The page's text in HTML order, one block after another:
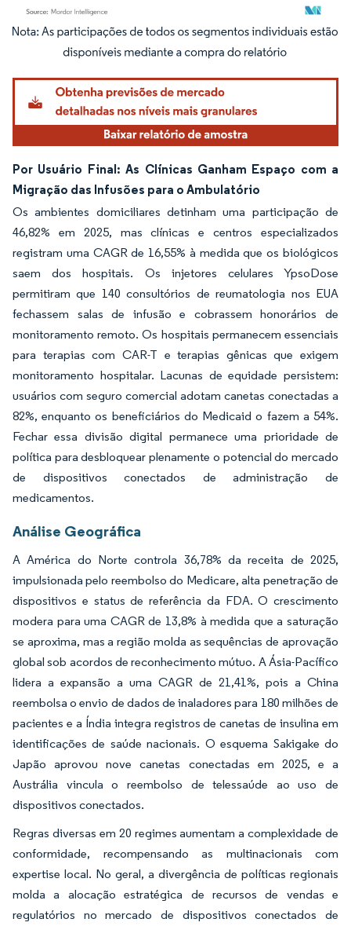
Imagem © Mordor Intelligence. O reuso requer atribuição conforme CC BY 4.0.
Por Usuário Final: As Clínicas Ganham Espaço com a
Migração das Infusões para o Ambulatório
Os ambientes domiciliares detinham uma participação de
46,82% em 2025, mas clínicas e centros especializados
registram uma CAGR de 16,55% à medida que os biológicos
saem dos hospitais. Os injetores celulares YpsoDose
permitiram que 140 consultórios de reumatologia nos EUA
fechassem salas de infusão e cobrassem honorários de
monitoramento remoto. Os hospitais permanecem essenciais
para terapias com CAR-T e terapias gênicas que exigem
monitoramento hospitalar. Lacunas de equidade persistem:
usuários com seguro comercial adotam canetas conectadas a
82%, enquanto os beneficiários do Medicaid o fazem a 54%.
Fechar essa divisão digital permanece uma prioridade de
política para desbloquear plenamente o potencial do mercado
de dispositivos conectados de administração de
medicamentos.
Análise Geográfica
A América do Norte controla 36,78% da receita de 2025,
impulsionada pelo reembolso do Medicare, alta penetração de
dispositivos e status de referência da FDA. O crescimento
modera para uma CAGR de 13,8% à medida que a saturação
se aproxima, mas a região molda as sequências de aprovação
global sob acordos de reconhecimento mútuo. A Ásia-Pacífico
lidera a expansão a uma CAGR de 21,41%, pois a China
reembolsa o envio de dados de inaladores para 180 milhões de
pacientes e a Índia integra registros de canetas de insulina em
identificações de saúde nacionais. O esquema Sakigake do
Japão aprovou nove canetas conectadas em 2025, e a
Austrália vincula o reembolso de telessaúde ao uso de
dispositivos conectados.
Regras diversas em 20 regimes aumentam a complexidade de
conformidade, recompensando as multinacionais com
expertise local. No geral, a divergência de políticas regionais
molda a alocação estratégica de recursos de vendas e
regulatórios no mercado de dispositivos conectados de